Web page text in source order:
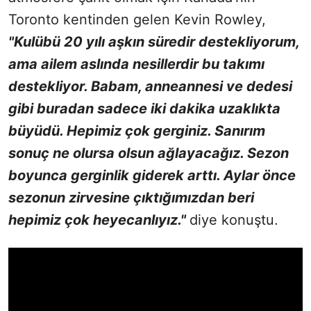
Toronto kentinden gelen Kevin Rowley,
"Kulübü 20 yılı aşkın süredir destekliyorum,
ama ailem aslında nesillerdir bu takımı
destekliyor. Babam, anneannesi ve dedesi
gibi buradan sadece iki dakika uzaklıkta
büyüdü. Hepimiz çok gerginiz. Sanırım
sonuç ne olursa olsun ağlayacağız. Sezon
boyunca gerginlik giderek arttı. Aylar önce
sezonun zirvesine çıktığımızdan beri
hepimiz çok heyecanlıyız." diye konuştu.